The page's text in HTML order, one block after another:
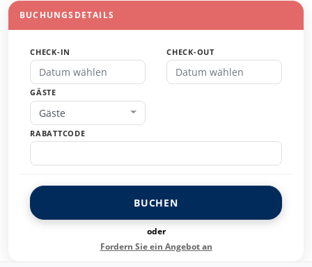
BUCHUNGSDETAILS
CHECK-IN CHECK-OUT
GÄSTE
Gäste
RABATTCODE
BUCHEN
oder
Fordern Sie ein Angebot an